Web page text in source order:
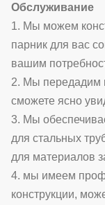
Обслуживание
1. Мы можем
парник для вас
вашим
2. Мы передадим
сможете ясно
3. Мы
для стальных
для материалов
4. мы имеем
конструкции,